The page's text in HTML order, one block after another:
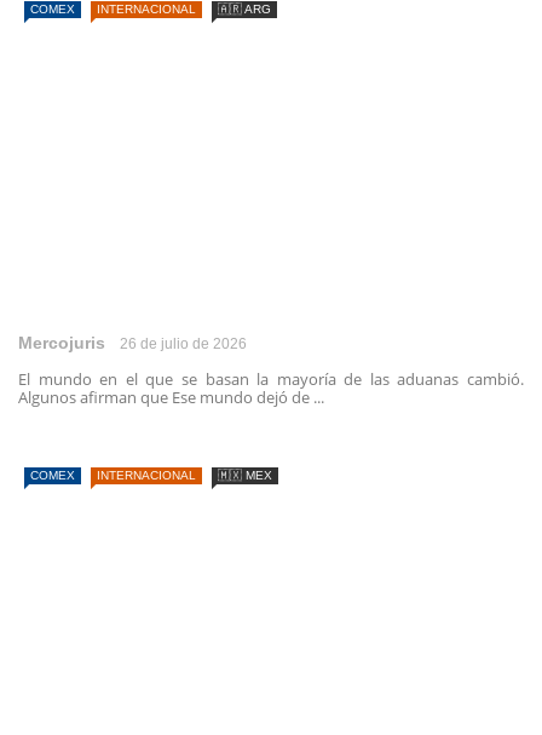
COMEX INTERNACIONAL 🇦🇷 ARG
Mercojuris 26 de julio de 2026
El mundo en el que se basan la mayoría de las aduanas cambió.
Algunos afirman que Ese mundo dejó de ...
COMEX INTERNACIONAL 🇲🇽 MEX